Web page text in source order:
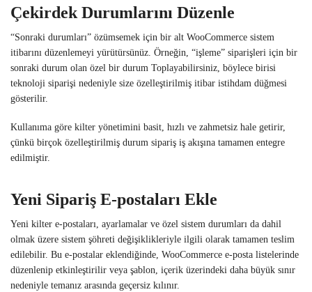
Çekirdek Durumlarını Düzenle
“Sonraki durumları” özümsemek için bir alt WooCommerce sistem
itibarını düzenlemeyi yürütürsünüz. Örneğin, “işleme” siparişleri için bir
sonraki durum olan özel bir durum Toplayabilirsiniz, böylece birisi
teknoloji siparişi nedeniyle size özelleştirilmiş itibar istihdam düğmesi
gösterilir.
Kullanıma göre kilter yönetimini basit, hızlı ve zahmetsiz hale getirir,
çünkü birçok özelleştirilmiş durum sipariş iş akışına tamamen entegre
edilmiştir.
Yeni Sipariş E-postaları Ekle
Yeni kilter e-postaları, ayarlamalar ve özel sistem durumları da dahil
olmak üzere sistem şöhreti değişiklikleriyle ilgili olarak tamamen teslim
edilebilir. Bu e-postalar eklendiğinde, WooCommerce e-posta listelerinde
düzenlenip etkinleştirilir veya şablon, içerik üzerindeki daha büyük sınır
nedeniyle temanız arasında geçersiz kılınır.